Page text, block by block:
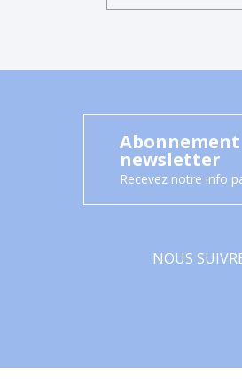
Abonnement
newsletter
Recevez notre info
NOUS